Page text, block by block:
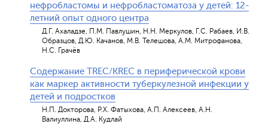
нефробластомы и нефробластоматоза у детей: 12-
летний опыт одного центра
Д.Г. Ахаладзе, П.М. Павлушин, Н.Н. Меркулов, Г.С. Рабаев, И.В.
Образцов, Д.Ю. Качанов, М.В. Телешова, А.М. Митрофанова,
Н.С. Грачёв
Содержание TREC/KREC в периферической крови
как маркер активности туберкулезной инфекции у
детей и подростков
Н.П. Докторова, Р.Х. Фатыхова, А.П. Алексеев, А.Н.
Валиуллина, Д.А. Кудлай